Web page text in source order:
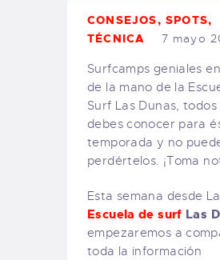
CONSEJOS,SPOTS,
TÉCNICA
7 mayo
Surfcamps geniales
de la mano de la
Surf Las Dunas, todos
debes conocer para
temporada y no
perdértelos. ¡Toma
Esta semana desde La
Escuela de surf Las
empezaremos a
toda la información